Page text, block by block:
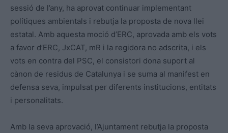
sessió de l’any, ha aprovat continuar implementant
polítiques ambientals i rebutja la proposta de nova llei
estatal. Amb aquesta moció d’ERC, aprovada amb els vots
a favor d’ERC, JxCAT, mR i la regidora no adscrita, i els
vots en contra del PSC, el consistori dona suport al
cànon de residus de Catalunya i se suma al manifest en
defensa seva, impulsat per diferents institucions, entitats
i personalitats.
Amb la seva aprovació, l’Ajuntament rebutja la proposta